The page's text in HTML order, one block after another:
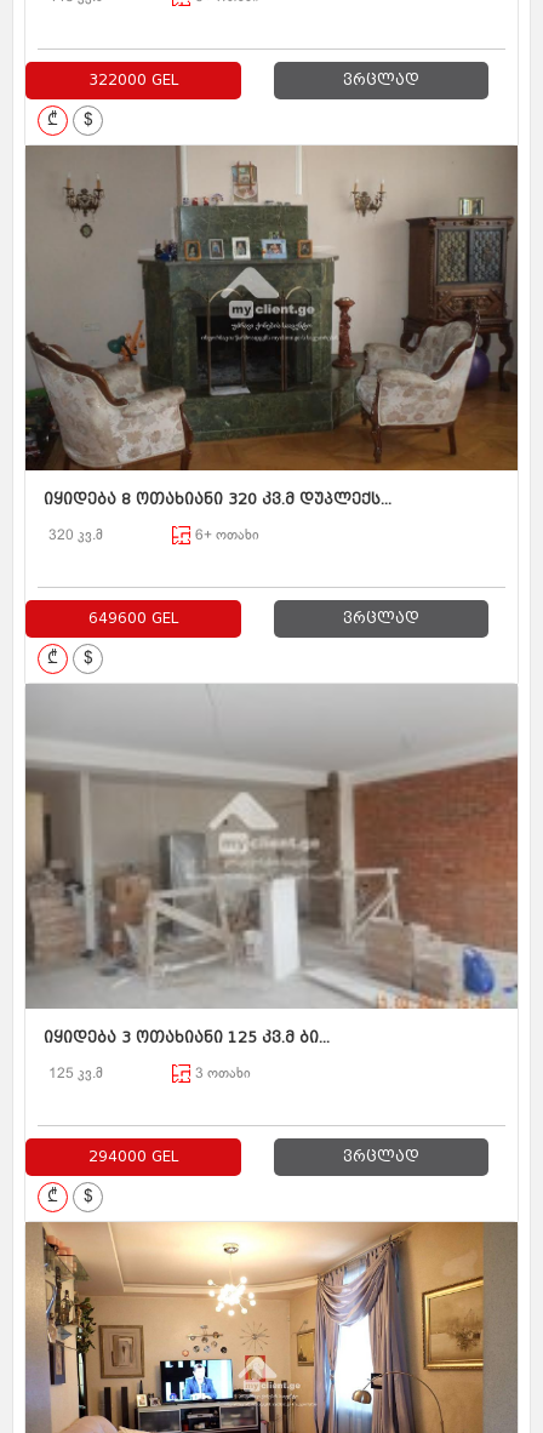
322000 GEL ვრცლად
₾ $
იყიდება 8 ოთახიანი 320 კვ.მ დუპლექს...
320 კვ.მ 6+ ოთახი
649600 GEL ვრცლად
₾ $
იყიდება 3 ოთახიანი 125 კვ.მ ბი...
125 კვ.მ 3 ოთახი
294000 GEL ვრცლად
₾ $